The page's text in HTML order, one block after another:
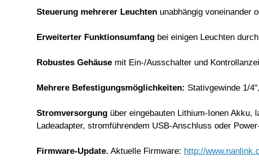
Steuerung mehrerer Leuchten unabhängig voneinander
Erweiterter Funktionsumfang bei einigen Leuchten
Robustes Gehäuse mit Ein-/Ausschalter und
Mehrere Befestigungsmöglichkeiten: Stativgewinde 1/
Stromversorgung über eingebauten Lithium-Ionen Akku,
Ladeadapter, stromführendem USB-Anschluss oder
Firmware-Update. Aktuelle Firmware: http://